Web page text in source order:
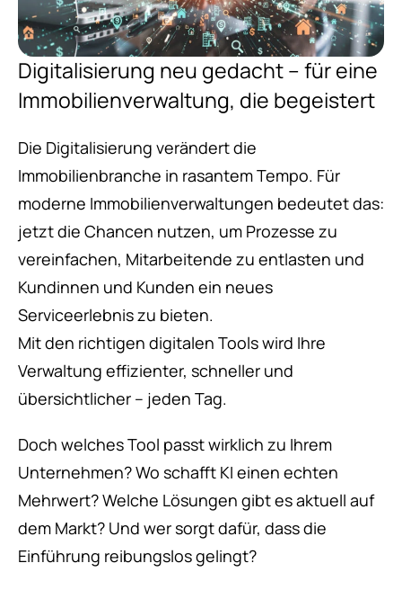
Digitalisierung neu gedacht – für eine
Immobilienverwaltung, die begeistert
Die Digitalisierung verändert die
Immobilienbranche in rasantem Tempo. Für
moderne Immobilienverwaltungen bedeutet das:
jetzt die Chancen nutzen, um Prozesse zu
vereinfachen, Mitarbeitende zu entlasten und
Kundinnen und Kunden ein neues
Serviceerlebnis zu bieten.
Mit den richtigen digitalen Tools wird Ihre
Verwaltung effizienter, schneller und
übersichtlicher – jeden Tag.
Doch welches Tool passt wirklich zu Ihrem
Unternehmen? Wo schafft KI einen echten
Mehrwert? Welche Lösungen gibt es aktuell auf
dem Markt? Und wer sorgt dafür, dass die
Einführung reibungslos gelingt?